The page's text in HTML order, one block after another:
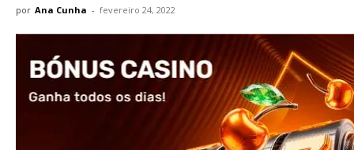
por Ana Cunha - fevereiro 24, 2022